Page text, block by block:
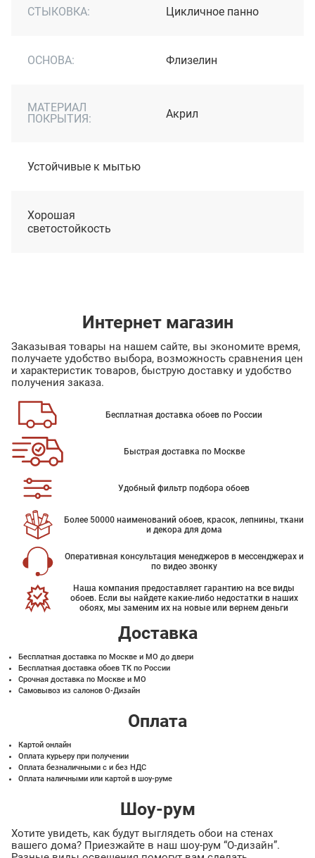
СТЫКОВКА: Цикличное панно
ОСНОВА: Флизелин
МАТЕРИАЛ
ПОКРЫТИЯ:
Акрил
Устойчивые к мытью
Хорошая
светостойкость
Интернет магазин
Заказывая товары на нашем сайте, вы экономите время,
получаете удобство выбора, возможность сравнения цен
и характеристик товаров, быструю доставку и удобство
получения заказа.
Бесплатная доставка обоев по России
Быстрая доставка по Москве
Удобный фильтр подбора обоев
Более 50000 наименований обоев, красок, лепнины, ткани
и декора для дома
Оперативная консультация менеджеров в мессенджерах и
по видео звонку
Наша компания предоставляет гарантию на все виды
обоев. Если вы найдете какие-либо недостатки в наших
обоях, мы заменим их на новые или вернем деньги
Доставка
Бесплатная доставка по Москве и МО до двери
Бесплатная доставка обоев ТК по России
Срочная доставка по Москве и МО
Самовывоз из салонов О-Дизайн
Оплата
Картой онлайн
Оплата курьеру при получении
Оплата безналичными с и без НДС
Оплата наличными или картой в шоу-руме
Шоу-рум
Хотите увидеть, как будут выглядеть обои на стенах
вашего дома? Приезжайте в наш шоу-рум “О-дизайн”.